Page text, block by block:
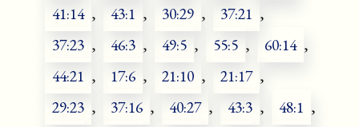
41:14 , 43:1 , 30:29 , 37:21 ,
37:23 , 46:3 , 49:5 , 55:5 , 60:14 ,
44:21 , 17:6 , 21:10 , 21:17 ,
29:23 , 37:16 , 40:27 , 43:3 , 48:1 ,